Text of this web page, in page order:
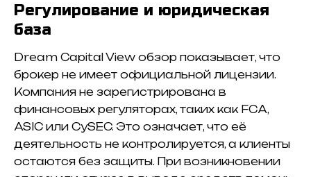
Регулирование и юридическая
база
Dream Capital View обзор показывает, что
брокер не имеет официальной лицензии.
Компания не зарегистрирована в
финансовых регуляторах, таких как FCA,
ASIC или CySEC. Это означает, что её
деятельность не контролируется, а клиенты
остаются без защиты. При возникновении